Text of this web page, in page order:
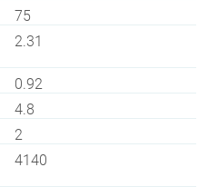
75
2.31
0.92
4.8
2
4140